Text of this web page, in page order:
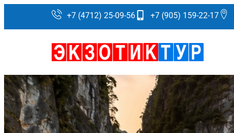
+7 (4712) 25-09-56 +7 (905) 159-22-17